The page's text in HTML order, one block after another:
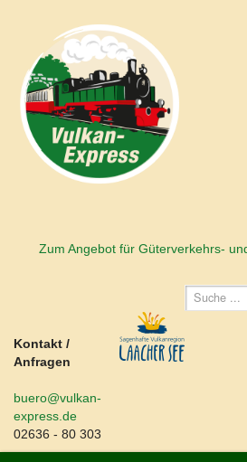
Zum Angebot für Güterverkehrs-
Kontakt /
Anfragen
buero@vulkan-
express.de
02636 - 80 303